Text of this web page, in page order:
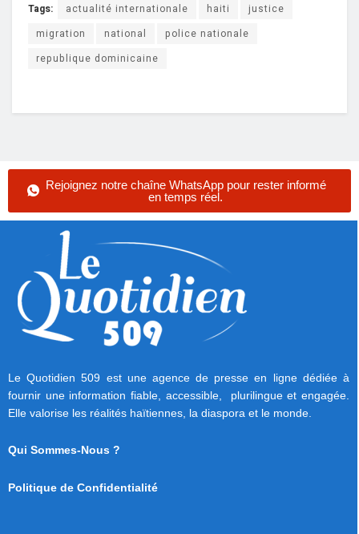
Tags: actualité internationale haiti
justice
migration
national
police nationale
republique dominicaine
Rejoignez notre chaîne WhatsApp pour rester informé
en temps réel.
Le Quotidien 509 est une agence de presse en ligne dédiée à
fournir une information fiable, accessible, plurilingue et engagée.
Elle valorise les réalités haïtiennes, la diaspora et le monde.
Qui Sommes-Nous ?
Politique de Confidentialité